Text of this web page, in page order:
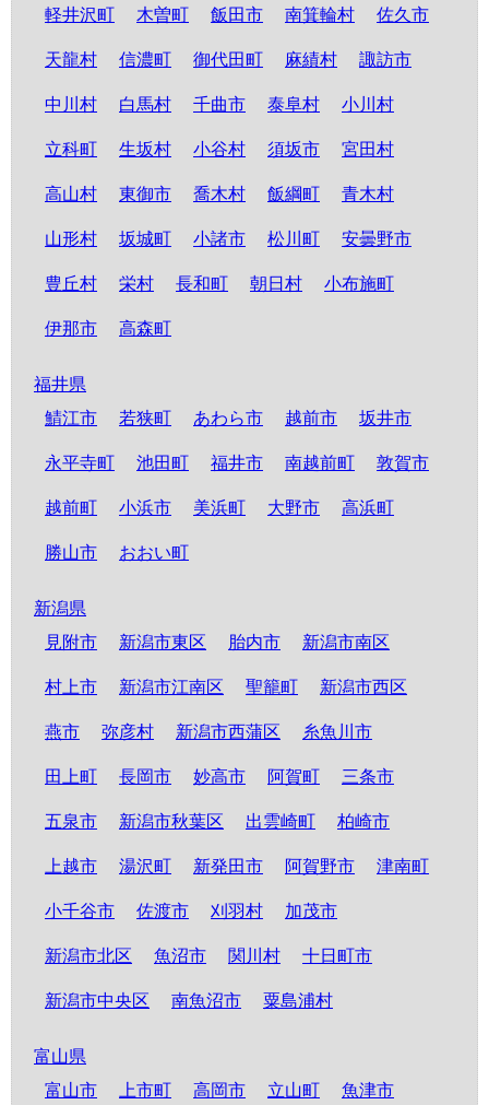
軽井沢町 木曽町 飯田市 南箕輪村 佐久市
天龍村 信濃町 御代田町 麻績村 諏訪市
中川村 白馬村 千曲市 泰阜村 小川村
立科町 生坂村 小谷村 須坂市 宮田村
高山村 東御市 喬木村 飯綱町 青木村
山形村 坂城町 小諸市 松川町 安曇野市
豊丘村 栄村 長和町 朝日村 小布施町
伊那市 高森町
福井県
鯖江市
若狭町 あわら市 越前市 坂井市
永平寺町 池田町 福井市 南越前町 敦賀市
越前町 小浜市 美浜町 大野市 高浜町
勝山市 おおい町
新潟県
見附市
新潟市東区 胎内市 新潟市南区
村上市 新潟市江南区 聖籠町 新潟市西区
燕市 弥彦村 新潟市西蒲区 糸魚川市
田上町 長岡市 妙高市 阿賀町 三条市
五泉市 新潟市秋葉区 出雲崎町 柏崎市
上越市 湯沢町 新発田市 阿賀野市 津南町
小千谷市 佐渡市 刈羽村 加茂市
新潟市北区 魚沼市 関川村 十日町市
新潟市中央区 南魚沼市 粟島浦村
富山県
富山市
上市町 高岡市 立山町 魚津市